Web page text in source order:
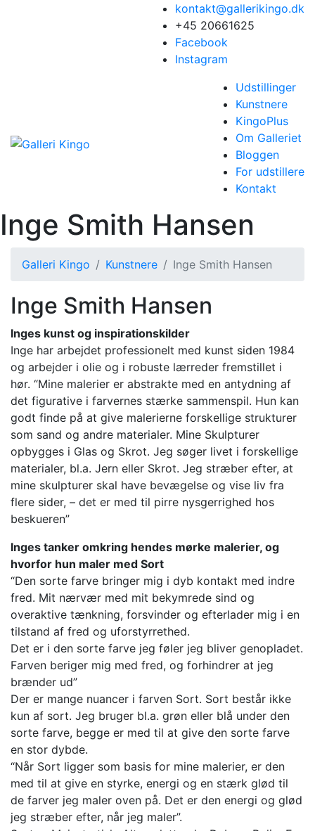
kontakt@gallerikingo.dk
+45 20661625
Facebook
Instagram
Udstillinger
Kunstnere
KingoPlus
Om Galleriet
Bloggen
For udstillere
Kontakt
Inge Smith Hansen
Galleri Kingo Kunstnere Inge Smith Hansen
Inge Smith Hansen
Inges kunst og inspirationskilder
Inge har arbejdet professionelt med kunst siden 1984
og arbejder i olie og i robuste lærreder fremstillet i
hør. “Mine malerier er abstrakte med en antydning af
det figurative i farvernes stærke sammenspil. Hun kan
godt finde på at give malerierne forskellige strukturer
som sand og andre materialer. Mine Skulpturer
opbygges i Glas og Skrot. Jeg søger livet i forskellige
materialer, bl.a. Jern eller Skrot. Jeg stræber efter, at
mine skulpturer skal have bevægelse og vise liv fra
flere sider, – det er med til pirre nysgerrighed hos
beskueren”
Inges tanker omkring hendes mørke malerier, og
hvorfor hun maler med Sort
“Den sorte farve bringer mig i dyb kontakt med indre
fred. Mit nærvær med mit bekymrede sind og
overaktive tænkning, forsvinder og efterlader mig i en
tilstand af fred og uforstyrrethed.
Det er i den sorte farve jeg føler jeg bliver genopladet.
Farven beriger mig med fred, og forhindrer at jeg
brænder ud”
Der er mange nuancer i farven Sort. Sort består ikke
kun af sort. Jeg bruger bl.a. grøn eller blå under den
sorte farve, begge er med til at give den sorte farve
en stor dybde.
“Når Sort ligger som basis for mine malerier, er den
med til at give en styrke, energi og en stærk glød til
de farver jeg maler oven på. Det er den energi og glød
jeg stræber efter, når jeg maler”.